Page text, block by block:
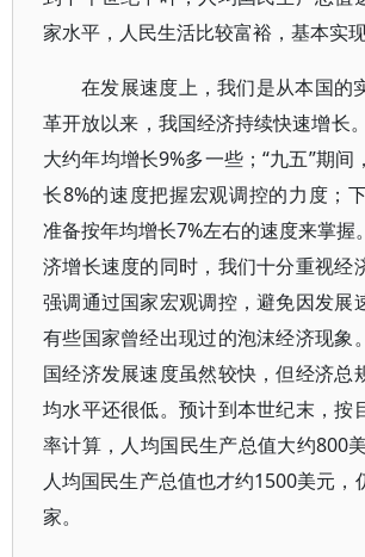
家水平，人民生活比较富裕，基本实现
在发展速度上，我们是从本国的
革开放以来，我国经济持续快速增长
大约年均增长9%多一些；“九五”期间
长8%的速度把握宏观调控的力度；
准备按年均增长7%左右的速度来掌握
济增长速度的同时，我们十分重视经
强调通过国家宏观调控，避免因发展
有些国家曾经出现过的泡沫经济现象
国经济发展速度虽然较快，但经济总
均水平还很低。预计到本世纪末，按
率计算，人均国民生产总值大约800
人均国民生产总值也才约1500美元，
家。